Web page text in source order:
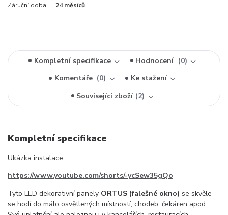
Záruční doba:
24 měsíců
Kompletní specifikace Hodnocení
0
Komentáře
0
Ke stažení
Související zboží 2
Kompletní specifikace
Ukázka instalace:
https://www.youtube.com/shorts/-ycSew35gQo
Tyto LED dekorativní panely ORTUS (falešné okno) se skvěle
se hodí do málo osvětlených místností, chodeb, čekáren apod.